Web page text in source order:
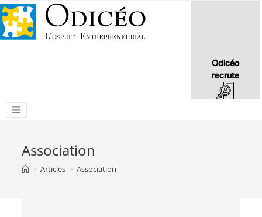
Odicéo
recrute
Association
> Articles > Association